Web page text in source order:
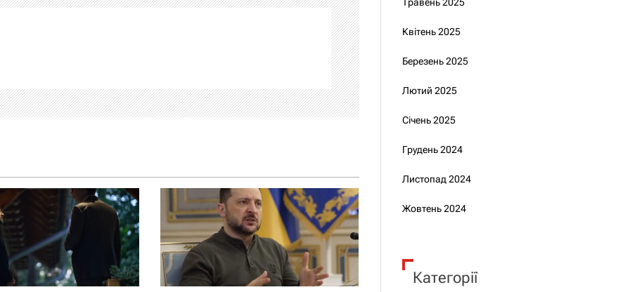
Квітень 2025
Березень 2025
Лютий 2025
Січень 2025
Грудень 2024
Листопад 2024
Жовтень 2024
Категорії